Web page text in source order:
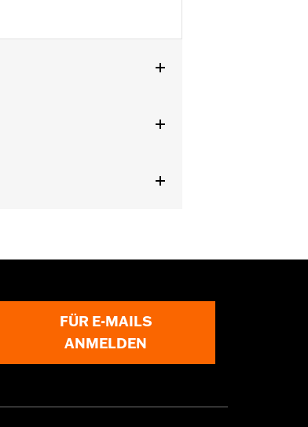
FÜR E-MAILS
ANMELDEN